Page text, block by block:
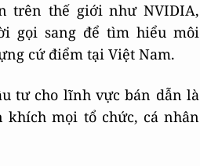
trên thế giới như NVIDIA,
gọi sang để tìm hiểu môi
cứ điểm tại Việt Nam.
tư cho lĩnh vực bán dẫn là
mọi tổ chức, cá nhân